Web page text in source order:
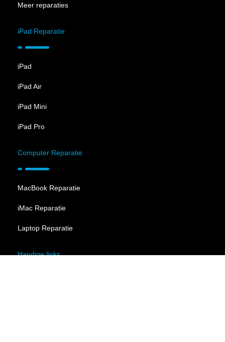
Meer reparaties
iPad Reparatie
iPad
iPad Air
iPad Mini
iPad Pro
Computer Reparatie
MacBook Reparatie
iMac Reparatie
Laptop Reparatie
Handige links